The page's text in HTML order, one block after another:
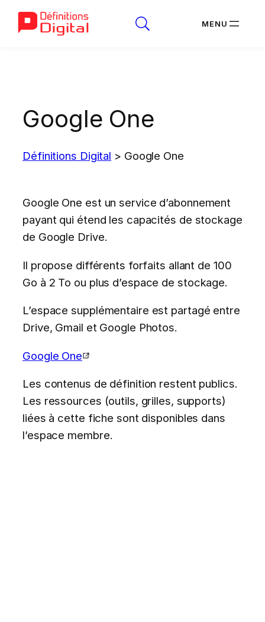
Google One
Définitions Digital > Google One
Google One est un service d’abonnement
payant qui étend les capacités de stockage
de Google Drive.
Il propose différents forfaits allant de 100
Go à 2 To ou plus d’espace de stockage.
L’espace supplémentaire est partagé entre
Drive, Gmail et Google Photos.
Google One
Les contenus de définition restent publics.
Les ressources (outils, grilles, supports)
liées à cette fiche sont disponibles dans
l’espace membre.